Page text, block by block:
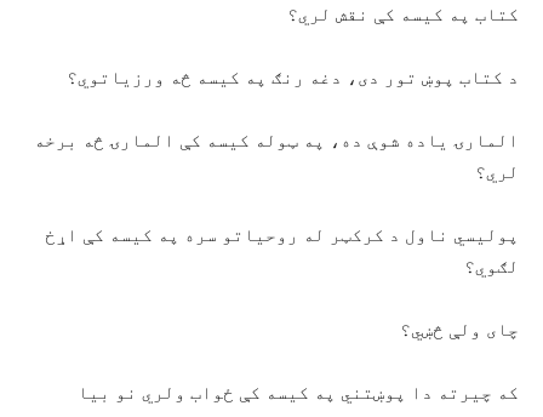
کتاب په کیسه کې نقش لري؟
د کتاب پوښ تور دی، دغه رنګ په کیسه څه ورزیاتوي؟
المارۍ یاده شوې ده، په ټوله کیسه کې المارۍ څه برخه
لري؟
پولیسي ناول د کرکټر له روحیاتو سره په کیسه کې اړخ
لګوي؟
چای ولې څښي؟
که چیرته دا پوښتني په کیسه کې ځواب ولري نو بیا